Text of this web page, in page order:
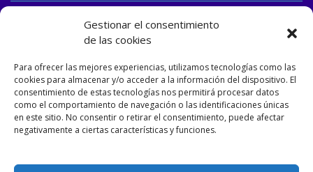
Gestionar el consentimiento
de las cookies
Para ofrecer las mejores experiencias, utilizamos tecnologías como las
cookies para almacenar y/o acceder a la información del dispositivo. El
consentimiento de estas tecnologías nos permitirá procesar datos
como el comportamiento de navegación o las identificaciones únicas
en este sitio. No consentir o retirar el consentimiento, puede afectar
negativamente a ciertas características y funciones.